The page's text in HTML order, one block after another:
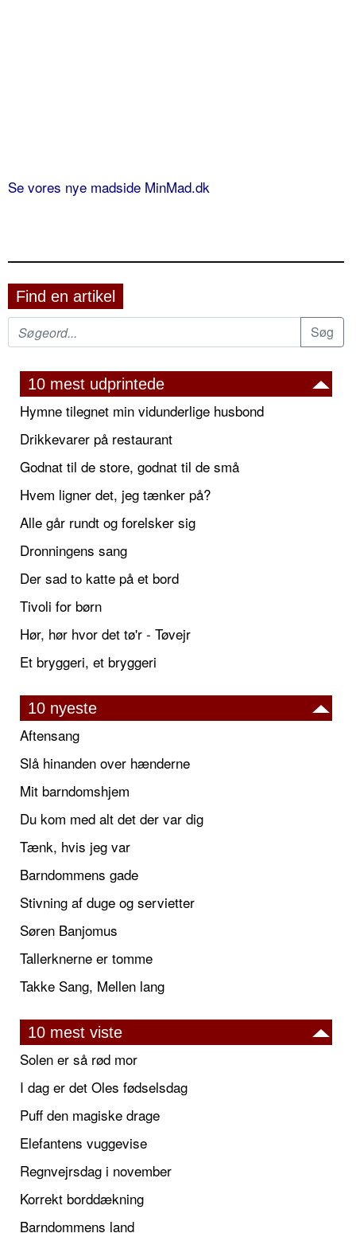
Se vores nye madside MinMad.dk
Find en artikel
10 mest udprintede
Hymne tilegnet min vidunderlige husbond
Drikkevarer på restaurant
Godnat til de store, godnat til de små
Hvem ligner det, jeg tænker på?
Alle går rundt og forelsker sig
Dronningens sang
Der sad to katte på et bord
Tivoli for børn
Hør, hør hvor det tø'r - Tøvejr
Et bryggeri, et bryggeri
10 nyeste
Aftensang
Slå hinanden over hænderne
Mit barndomshjem
Du kom med alt det der var dig
Tænk, hvis jeg var
Barndommens gade
Stivning af duge og servietter
Søren Banjomus
Tallerknerne er tomme
Takke Sang, Mellen lang
10 mest viste
Solen er så rød mor
I dag er det Oles fødselsdag
Puff den magiske drage
Elefantens vuggevise
Regnvejrsdag i november
Korrekt borddækning
Barndommens land